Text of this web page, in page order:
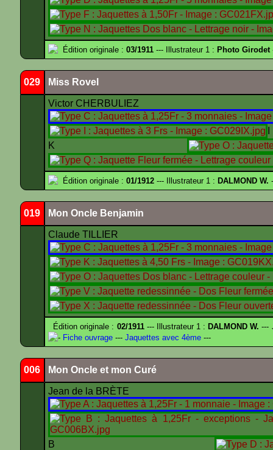
Édition originale : 03/1911 --- Illustrateur 1 : Photo Girodet
029 Miss Rovel
Victor CHERBULIEZ
K
Édition originale : 01/1912 --- Illustrateur 1 : DALMOND W.
019 Mon Oncle Benjamin
Claude TILLIER
Édition originale : 02/1911--- Illustrateur 1 : DALMOND W. ---
- Fiche ouvrage --- Jaquettes avec 4ème ---
006 Mon Oncle et mon Curé
Jean de la BRÈTE
B